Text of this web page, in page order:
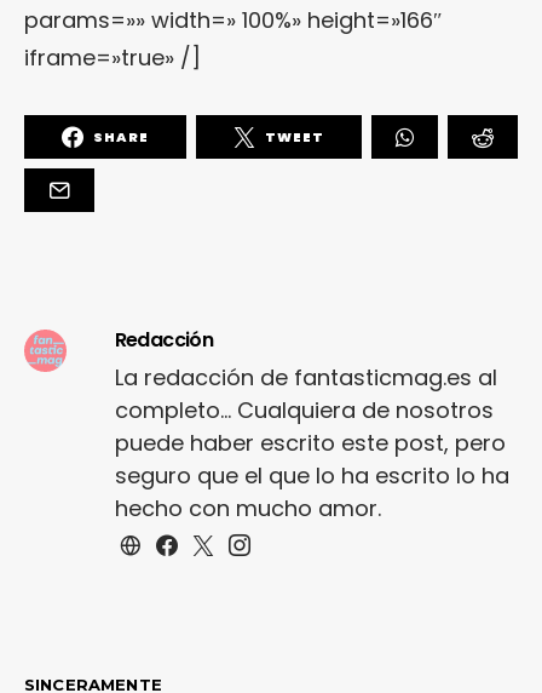
params=»» width=» 100%» height=»166″
iframe=»true» /]
SHARE TWEET
Redacción
La redacción de fantasticmag.es al
completo... Cualquiera de nosotros
puede haber escrito este post, pero
seguro que el que lo ha escrito lo ha
hecho con mucho amor.
SINCERAMENTE